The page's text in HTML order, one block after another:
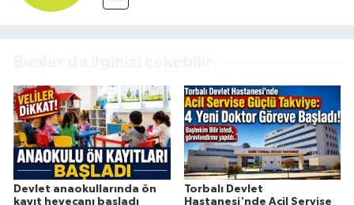
Devlet anaokullarında ön
kayıt heyecanı başladı
Torbalı Devlet
Hastanesi'nde Acil Servise